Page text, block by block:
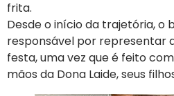
frita.
Desde o início da trajetória, o
responsável por representar
festa, uma vez que é feito
mãos da Dona Laide, seus